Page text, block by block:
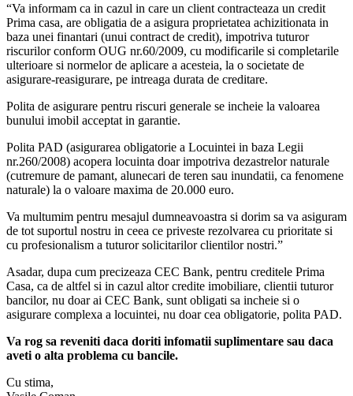
“Va informam ca in cazul in care un client contracteaza un credit
Prima casa, are obligatia de a asigura proprietatea achizitionata in
baza unei finantari (unui contract de credit), impotriva tuturor
riscurilor conform OUG nr.60/2009, cu modificarile si completarile
ulterioare si normelor de aplicare a acesteia, la o societate de
asigurare-reasigurare, pe intreaga durata de creditare.
Polita de asigurare pentru riscuri generale se incheie la valoarea
bunului imobil acceptat in garantie.
Polita PAD (asigurarea obligatorie a Locuintei in baza Legii
nr.260/2008) acopera locuinta doar impotriva dezastrelor naturale
(cutremure de pamant, alunecari de teren sau inundatii, ca fenomene
naturale) la o valoare maxima de 20.000 euro.
Va multumim pentru mesajul dumneavoastra si dorim sa va asiguram
de tot suportul nostru in ceea ce priveste rezolvarea cu prioritate si
cu profesionalism a tuturor solicitarilor clientilor nostri.”
Asadar, dupa cum precizeaza CEC Bank, pentru creditele Prima
Casa, ca de altfel si in cazul altor credite imobiliare, clientii tuturor
bancilor, nu doar ai CEC Bank, sunt obligati sa incheie si o
asigurare complexa a locuintei, nu doar cea obligatorie, polita PAD.
Va rog sa reveniti daca doriti infomatii suplimentare sau daca
aveti o alta problema cu bancile.
Cu stima,